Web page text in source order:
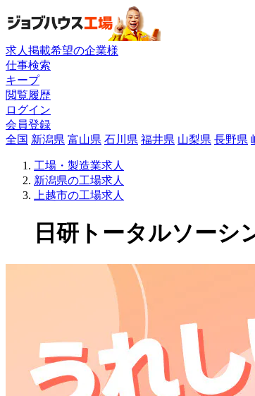
求人掲載希望の企業様
仕事検索
キープ
閲覧履歴
ログイン
会員登録
全国 新潟県 富山県 石川県 福井県 山梨県 長野県
工場・製造業求人
新潟県の工場求人
上越市の工場求人
日研トータルソーシ